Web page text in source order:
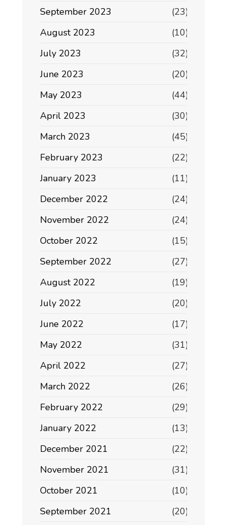
September 2023
(23)
August 2023
(10)
July 2023
(32)
June 2023
(20)
May 2023
(44)
April 2023
(30)
March 2023
(45)
February 2023
(22)
January 2023
(11)
December 2022
(24)
November 2022
(24)
October 2022
(15)
September 2022
(27)
August 2022
(19)
July 2022
(20)
June 2022
(17)
May 2022
(31)
April 2022
(27)
March 2022
(26)
February 2022
(29)
January 2022
(13)
December 2021
(22)
November 2021
(31)
October 2021
(10)
September 2021
(20)